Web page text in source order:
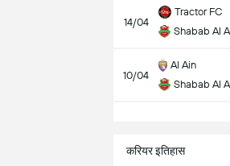
14/04
Tractor FC
Shabab Al
10/04
Al Ain
Shabab Al
करियर इतिहास